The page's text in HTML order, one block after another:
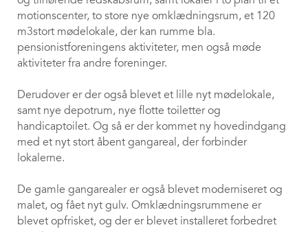
motionscenter, to store nye omklædningsrum, et 120
m3stort mødelokale, der kan rumme bla.
pensionistforeningens aktiviteter, men også møde
aktiviteter fra andre foreninger.
Derudover er der også blevet et lille nyt mødelokale,
samt nye depotrum, nye flotte toiletter og
handicaptoilet. Og så er der kommet ny hovedindgang
med et nyt stort åbent gangareal, der forbinder
lokalerne.
De gamle gangarealer er også blevet moderniseret og
malet, og fået nyt gulv. Omklædningsrummene er
blevet opfrisket, og der er blevet installeret forbedret